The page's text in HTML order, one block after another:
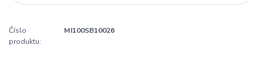
Číslo
produktu:
MI100SB10026